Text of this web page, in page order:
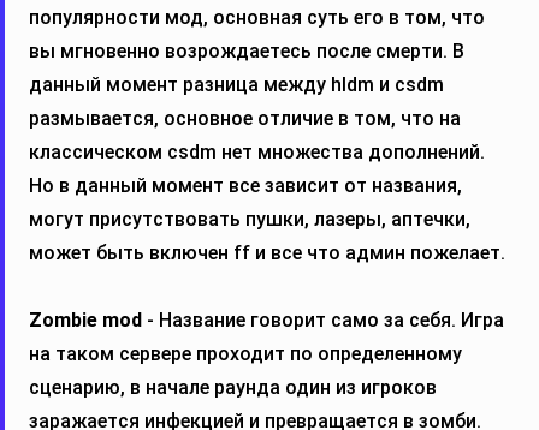
популярности мод, основная суть его в том, что
вы мгновенно возрождаетесь после смерти. В
данный момент разница между hldm и csdm
размывается, основное отличие в том, что на
классическом csdm нет множества дополнений.
Но в данный момент все зависит от названия,
могут присутствовать пушки, лазеры, аптечки,
может быть включен ff и все что админ пожелает.
Zombie mod - Название говорит само за себя. Игра
на таком сервере проходит по определенному
сценарию, в начале раунда один из игроков
заражается инфекцией и превращается в зомби.